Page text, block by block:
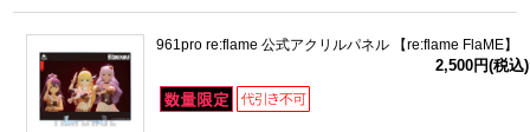
961pro re:flame 公式アクリルパネル 【re:flame FlaME】
2,500円(税込)